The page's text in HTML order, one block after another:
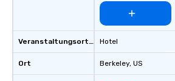
Veranstaltungsortstyp
Ort
Hotel
Berkeley, US